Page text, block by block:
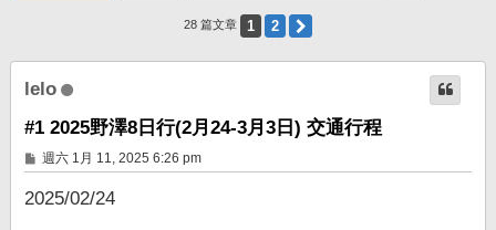
28 篇文章 1 2
lelo
#1 2025野澤8日行(2月24-3月3日) 交通行程
文
章
週六 1月 11, 2025 6:26 pm
2025/02/24